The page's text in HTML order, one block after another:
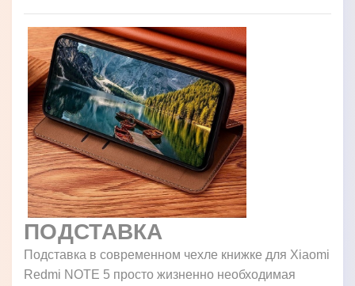
ПОДСТАВКА
Подставка в современном чехле книжке для Xiaomi
Redmi NOTE 5 просто жизненно необходимая